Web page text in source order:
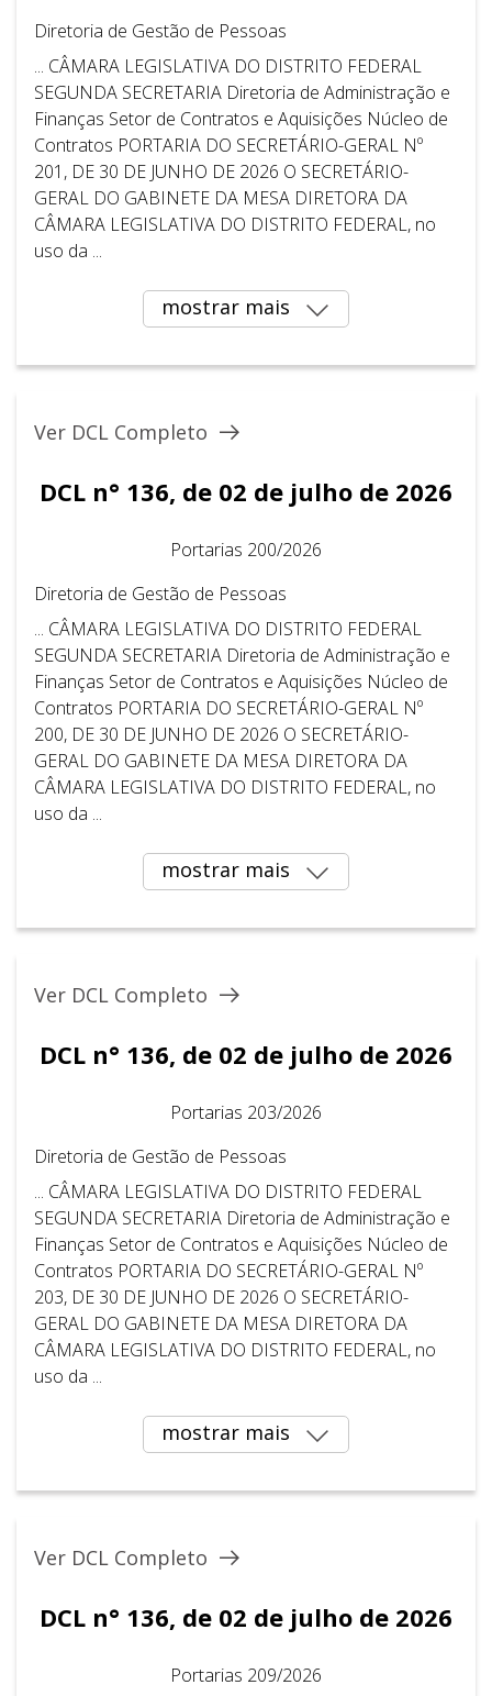
Diretoria de Gestão de Pessoas
... CÂMARA LEGISLATIVA DO DISTRITO FEDERAL ​ ​
SEGUNDA SECRETARIA Diretoria de Administração e
Finanças Setor de Contratos e Aquisições Núcleo de
Contratos PORTARIA DO SECRETÁRIO-GERAL Nº
201, DE 30 DE JUNHO DE 2026 O SECRETÁRIO-
GERAL DO GABINETE DA MESA DIRETORA DA
CÂMARA LEGISLATIVA DO DISTRITO FEDERAL, no
uso da ...
mostrar mais
Ver DCL Completo
DCL n° 136, de 02 de julho de 2026
Portarias 200/2026
Diretoria de Gestão de Pessoas
... CÂMARA LEGISLATIVA DO DISTRITO FEDERAL ​ ​
SEGUNDA SECRETARIA Diretoria de Administração e
Finanças Setor de Contratos e Aquisições Núcleo de
Contratos PORTARIA DO SECRETÁRIO-GERAL Nº
200, DE 30 DE JUNHO DE 2026 O SECRETÁRIO-
GERAL DO GABINETE DA MESA DIRETORA DA
CÂMARA LEGISLATIVA DO DISTRITO FEDERAL, no
uso da ...
mostrar mais
Ver DCL Completo
DCL n° 136, de 02 de julho de 2026
Portarias 203/2026
Diretoria de Gestão de Pessoas
... CÂMARA LEGISLATIVA DO DISTRITO FEDERAL ​ ​
SEGUNDA SECRETARIA Diretoria de Administração e
Finanças Setor de Contratos e Aquisições Núcleo de
Contratos PORTARIA DO SECRETÁRIO-GERAL Nº
203, DE 30 DE JUNHO DE 2026 O SECRETÁRIO-
GERAL DO GABINETE DA MESA DIRETORA DA
CÂMARA LEGISLATIVA DO DISTRITO FEDERAL, no
uso da ...
mostrar mais
Ver DCL Completo
DCL n° 136, de 02 de julho de 2026
Portarias 209/2026